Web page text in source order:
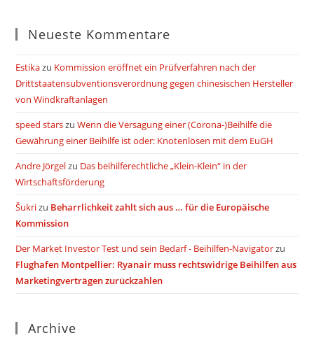
Neueste Kommentare
Estikazu Kommission eröffnet ein Prüfverfahren nach der
Drittstaatensubventionsverordnung gegen chinesischen Hersteller
von Windkraftanlagen
speed starszuWenn die Versagung einer (Corona-)Beihilfe die
Gewährung einer Beihilfe ist oder: Knotenlösen mit dem EuGH
Andre Jörgelzu Das beihilferechtliche „Klein-Klein“ in der
Wirtschaftsförderung
Šukrizu Beharrlichkeit zahlt sich aus … für die Europäische
Kommission
Der Market Investor Test und sein Bedarf - Beihilfen-Navigatorzu
Flughafen Montpellier: Ryanair muss rechtswidrige Beihilfen aus
Marketingverträgen zurückzahlen
Archive